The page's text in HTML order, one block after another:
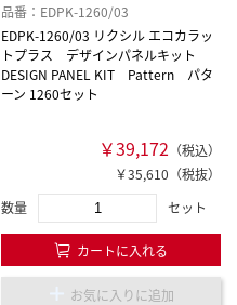
品番：EDPK-1260/03
EDPK-1260/03 リクシル エコカラッ
トプラス デザインパネルキット
DESIGN PANEL KIT Pattern パタ
ーン 1260セット
￥39,172 （税込）
￥35,610（税抜）
数量
セット
カートに入れる
お気に入りに追加